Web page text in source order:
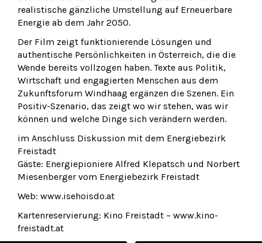
realistische gänzliche Umstellung auf Erneuerbare
Energie ab dem Jahr 2050.
Der Film zeigt funktionierende Lösungen und
authentische Persönlichkeiten in Österreich, die die
Wende bereits vollzogen haben. Texte aus Politik,
Wirtschaft und engagierten Menschen aus dem
Zukunftsforum Windhaag ergänzen die Szenen. Ein
Positiv-Szenario, das zeigt wo wir stehen, was wir
können und welche Dinge sich verändern werden.
im Anschluss Diskussion mit dem Energiebezirk
Freistadt
Gäste: Energiepioniere Alfred Klepatsch und Norbert
Miesenberger vom Energiebezirk Freistadt
Web: www.isehoisdo.at
Kartenreservierung: Kino Freistadt – www.kino-
freistadt.at